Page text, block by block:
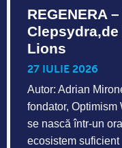
REGENERA
Lions
27 IULIE 2026
Autor: Adrian
fondator, Optimism
se nască într-un
ecosistem suficient